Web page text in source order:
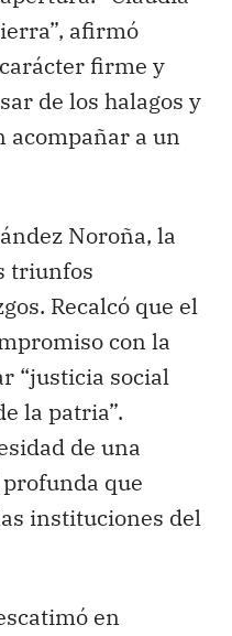
afirmó
firme y
de los halagos y
acompañar a un
Noroña, la
triunfos
Recalcó que el
con la
“justicia social
la patria”.
de una
que
instituciones del
en